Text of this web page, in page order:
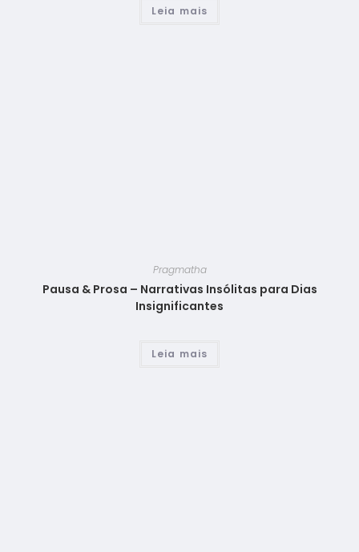
Leia mais
Pragmatha
Pausa & Prosa – Narrativas Insólitas para Dias
Insignificantes
Leia mais